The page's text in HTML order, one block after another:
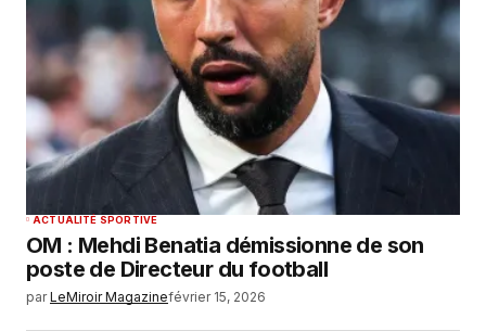
SUBMIT COMMENT
ACTUALITÉ SPORTIVE
‎OM : Mehdi Benatia démissionne de son
poste de Directeur du football
par LeMiroir Magazinefévrier 15, 2026